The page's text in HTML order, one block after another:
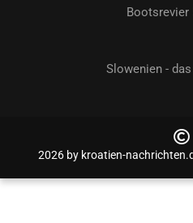
Bootsrevier
Slowenien -
2026 by kroatien-